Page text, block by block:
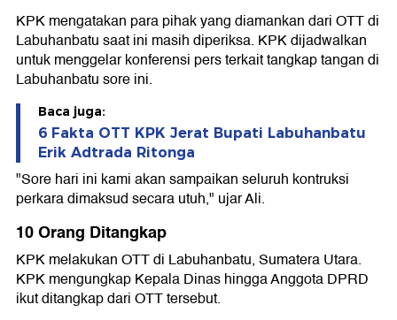
KPK mengatakan para pihak yang diamankan dari OTT di
Labuhanbatu saat ini masih diperiksa. KPK dijadwalkan
untuk menggelar konferensi pers terkait tangkap tangan di
Labuhanbatu sore ini.
Baca juga:
6 Fakta OTT KPK Jerat Bupati Labuhanbatu
Erik Adtrada Ritonga
"Sore hari ini kami akan sampaikan seluruh kontruksi
perkara dimaksud secara utuh," ujar Ali.
10 Orang Ditangkap
KPK melakukan OTT di Labuhanbatu, Sumatera Utara.
KPK mengungkap Kepala Dinas hingga Anggota DPRD
ikut ditangkap dari OTT tersebut.